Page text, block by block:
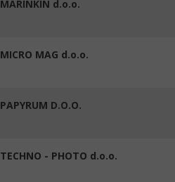
MARINKIN d.o.o.
MICRO MAG d.o.o.
PAPYRUM D.O.O.
TECHNO - PHOTO d.o.o.